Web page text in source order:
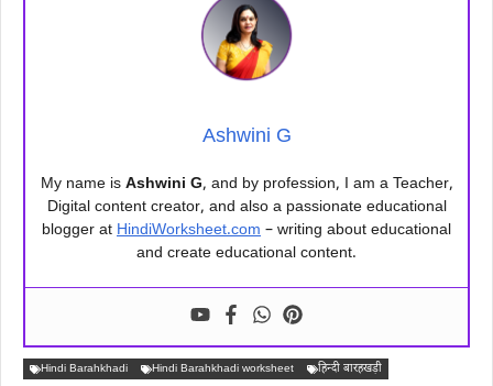
Ashwini G
My name is Ashwini G, and by profession, I am a Teacher,
Digital content creator, and also a passionate educational
blogger at HindiWorksheet.com – writing about educational
and create educational content.
Hindi Barahkhadi Hindi Barahkhadi worksheet हिन्दी बारहखड़ी